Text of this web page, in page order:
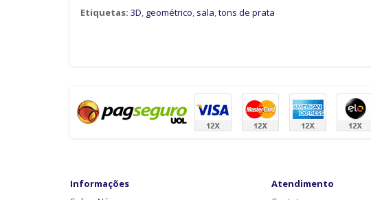
Etiquetas: 3D, geométrico, sala,tons de prata
Informações
Atendimento